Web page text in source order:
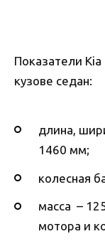
Показатели
кузове седан:
длина,
1460 мм;
колесная
масса –
мотора и